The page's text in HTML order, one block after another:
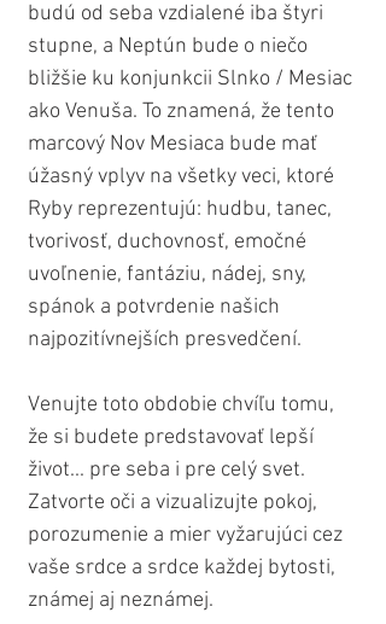
budú od seba vzdialené iba štyri
stupne, a Neptún bude o niečo
bližšie ku konjunkcii Slnko / Mesiac
ako Venuša. To znamená, že tento
marcový Nov Mesiaca bude mať
úžasný vplyv na všetky veci, ktoré
Ryby reprezentujú: hudbu, tanec,
tvorivosť, duchovnosť, emočné
uvoľnenie, fantáziu, nádej, sny,
spánok a potvrdenie našich
najpozitívnejších presvedčení.
Venujte toto obdobie chvíľu tomu,
že si budete predstavovať lepší
život... pre seba i pre celý svet.
Zatvorte oči a vizualizujte pokoj,
porozumenie a mier vyžarujúci cez
vaše srdce a srdce každej bytosti,
známej aj neznámej.